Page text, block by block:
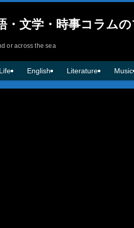
・文学・時事コラム
or across the sea
Life English Literature Music